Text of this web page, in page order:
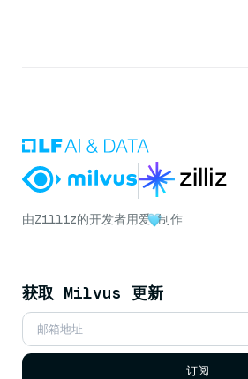
由Zilliz的开发者用爱 制作
获取 Milvus 更新
订阅